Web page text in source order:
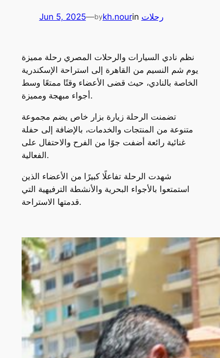
Jun 5, 2025—bykh.nourin رحلات
نظم نادي السيارات والرحلات المصري رحلة مميزة
يوم شم النسيم من القاهرة إلى استراحة الإسكندرية
الخاصة بالنادي، حيث قضى الأعضاء وقتًا ممتعًا وسط
أجواء مبهجة ومميزة.
تضمنت الرحلة زيارة بزار خاص يضم مجموعة
متنوعة من المنتجات والخدمات، بالإضافة إلى حفلة
غنائية رائعة أضفت جوًا من الفرح والاحتفال على
الفعالية.
شهدت الرحلة تفاعلًا كبيرًا من الأعضاء الذين
استمتعوا بالأجواء البحرية والأنشطة الترفيهية التي
قدمتها الاستراحة.